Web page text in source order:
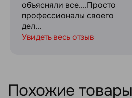
объясняли все....Просто
профессионалы своего
дел...
Увидеть весь отзыв
Похожие товары